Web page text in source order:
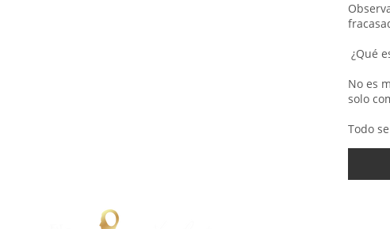
¿Qué
No es
solo
Todo